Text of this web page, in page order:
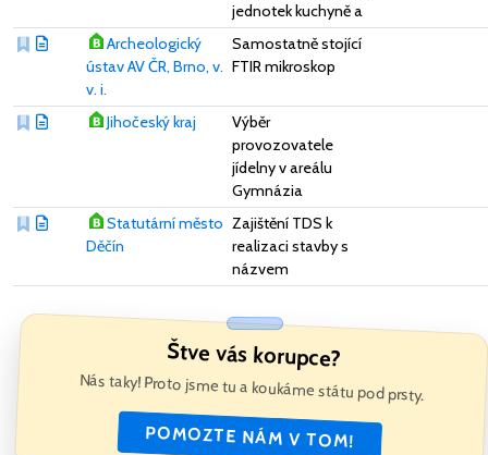
jednotek kuchyně a
Archeologický
ústav AV ČR, Brno, v.
v. i.
Samostatně stojící
FTIR mikroskop
Jihočeský kraj
Výběr
provozovatele
jídelny v areálu
Gymnázia
Statutární město
Děčín
Zajištění TDS k
realizaci stavby s
názvem
Štve vás korupce?
Nás taky! Proto jsme tu a koukáme státu pod prsty.
POMOZTE NÁM V TOM!